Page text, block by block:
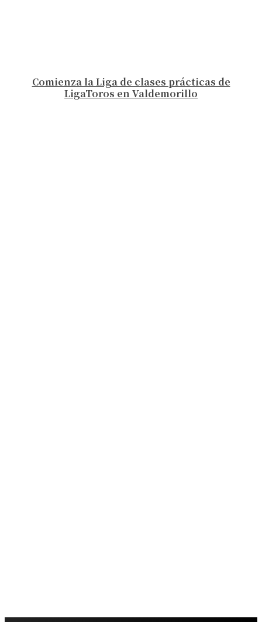
Comienza la Liga de clases prácticas de
LigaToros en Valdemorillo